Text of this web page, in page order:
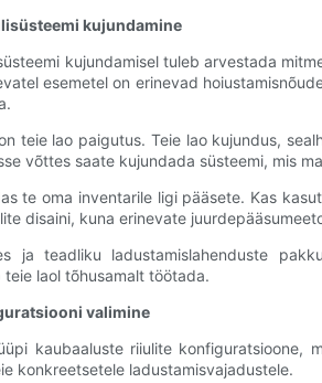
kujundamine
kujundamisel tuleb arvestada
esemetel on erinevad
teie lao paigutus. Teie lao kujundus,
võttes saate kujundada süsteemi, mis
te oma inventarile ligi pääsete. Kas
disaini, kuna erinevate
ja teadliku ladustamislahenduste
laol tõhusamalt töötada.
valimine
kaubaaluste riiulite konfiguratsioone,
konkreetsetele ladustamisvajadustele.